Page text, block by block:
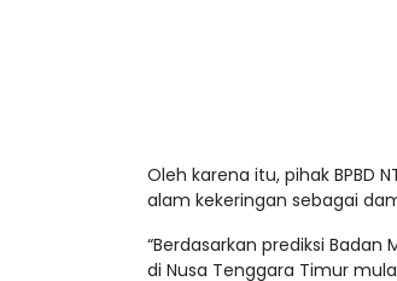
Oleh karena itu, pihak BPBD
alam kekeringan sebagai
“Berdasarkan prediksi
di Nusa Tenggara Timur